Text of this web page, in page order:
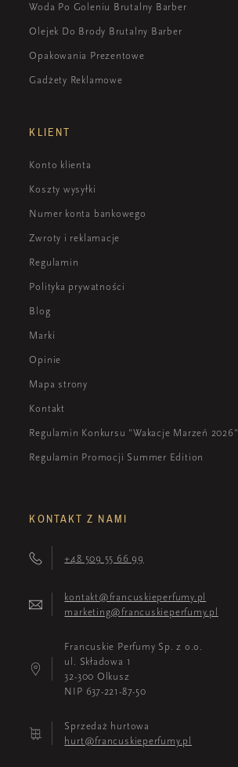
Woda Po Goleniu Brutalny Barber
Olejek Do Brody Brutalny Barber
Opakowania Prezentowe
Gadżety Reklamowe
KLIENT
Konto klienta
Koszty wysyłki
Numer konta bankowego
Zwroty i reklamacje
Regulamin
Polityka prywatności
Blog
Marki
Opinie
Mapa strony
Kontakt
Regulamin Konkursu "Wakacje Marzeń 2026"
Regulamin Promocji Summer Edition
KONTAKT Z NAMI
+48 509 55 66 99
kontakt@francuskieperfumy.pl
marketing@francuskieperfumy.pl
Francuskie Perfumy Sp. z o.o.
ul. Składowa 1
32-300 Olkusz
NIP 637-221-87-50
Sprzedaż hurtowa
hurt@francuskieperfumy.pl